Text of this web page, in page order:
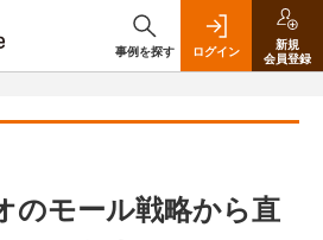
事例を探す ログイン
新規
会員登録
のモール戦略から直